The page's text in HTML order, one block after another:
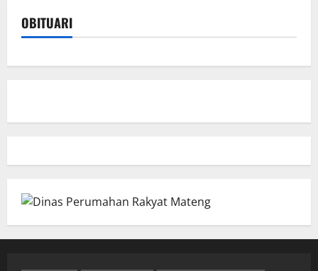
OBITUARI